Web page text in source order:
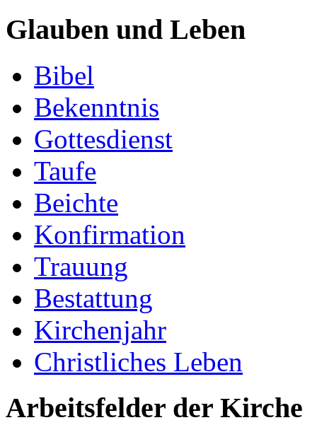
Glauben und Leben
Bibel
Bekenntnis
Gottesdienst
Taufe
Beichte
Konfirmation
Trauung
Bestattung
Kirchenjahr
Christliches Leben
Arbeitsfelder der Kirche